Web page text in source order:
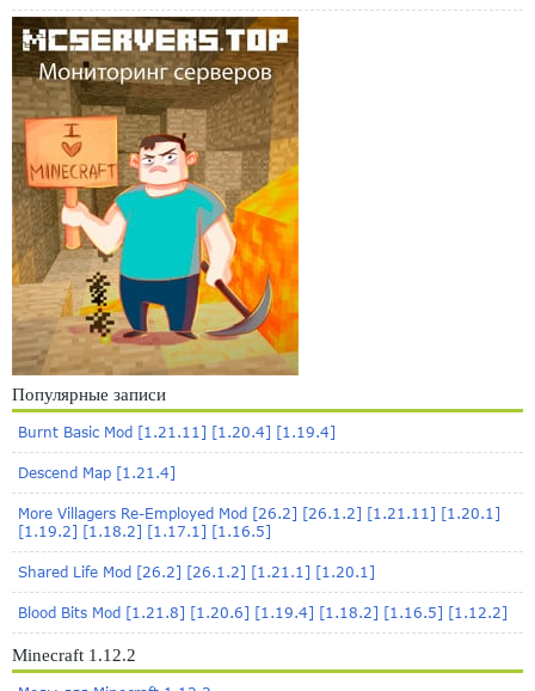
Популярные записи
Burnt Basic Mod [1.21.11] [1.20.4] [1.19.4]
Descend Map [1.21.4]
More Villagers Re-Employed Mod [26.2] [26.1.2] [1.21.11] [1.20.1]
[1.19.2] [1.18.2] [1.17.1] [1.16.5]
Shared Life Mod [26.2] [26.1.2] [1.21.1] [1.20.1]
Blood Bits Mod [1.21.8] [1.20.6] [1.19.4] [1.18.2] [1.16.5] [1.12.2]
Minecraft 1.12.2